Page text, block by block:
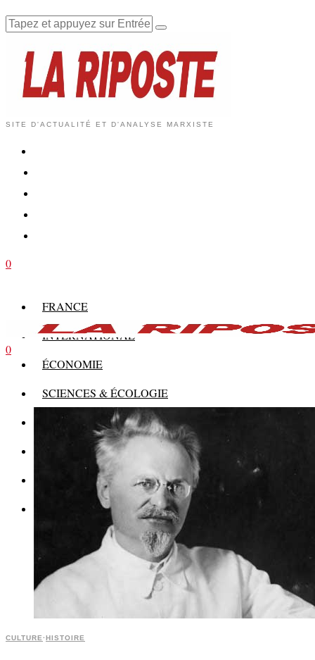
SITE D'ACTUALITÉ ET D'ANALYSE MARXISTE
0
FRANCE
INTERNATIONAL
ÉCONOMIE
SCIENCES & ÉCOLOGIE
HISTOIRE
MULTIMÉDIAS
0
CULTURE·HISTOIRE